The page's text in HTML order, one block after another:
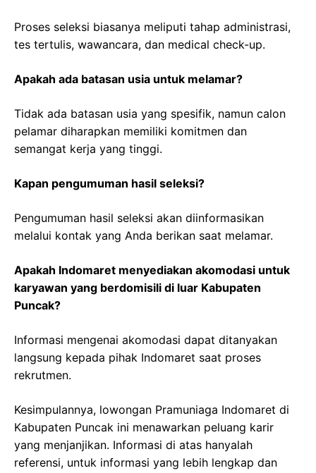
Proses seleksi biasanya meliputi tahap administrasi,
tes tertulis, wawancara, dan medical check-up.
Apakah ada batasan usia untuk melamar?
Tidak ada batasan usia yang spesifik, namun calon
pelamar diharapkan memiliki komitmen dan
semangat kerja yang tinggi.
Kapan pengumuman hasil seleksi?
Pengumuman hasil seleksi akan diinformasikan
melalui kontak yang Anda berikan saat melamar.
Apakah Indomaret menyediakan akomodasi untuk
karyawan yang berdomisili di luar Kabupaten
Puncak?
Informasi mengenai akomodasi dapat ditanyakan
langsung kepada pihak Indomaret saat proses
rekrutmen.
Kesimpulannya, lowongan Pramuniaga Indomaret di
Kabupaten Puncak ini menawarkan peluang karir
yang menjanjikan. Informasi di atas hanyalah
referensi, untuk informasi yang lebih lengkap dan